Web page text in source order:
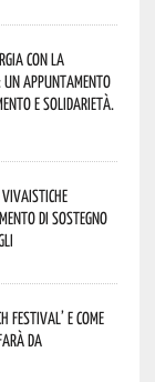
con la
un appuntamento
e solidarietà.
vivaistiche
di sostegno
festival’ e come
da